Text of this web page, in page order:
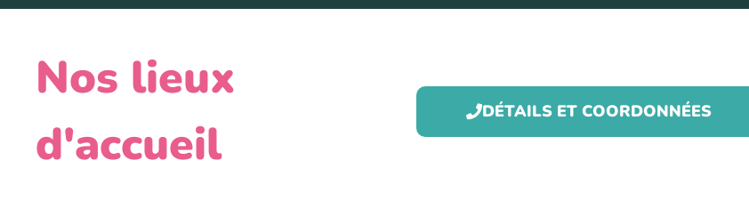
Nos lieux
d'accueil
DÉTAILS ET COORDONNÉES